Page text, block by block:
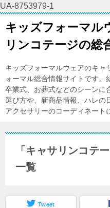
UA-8753979-1
キッズフォーマ
リンコテージの総
キッズフォーマルウェアのキャ
ォーマル総合情報サイトです。
卒業式、お葬式などのシーンに
選び方や、新商品情報、ハレの
アクセサリーのコーディネート
「キャサリンコテ
一覧
Tweet